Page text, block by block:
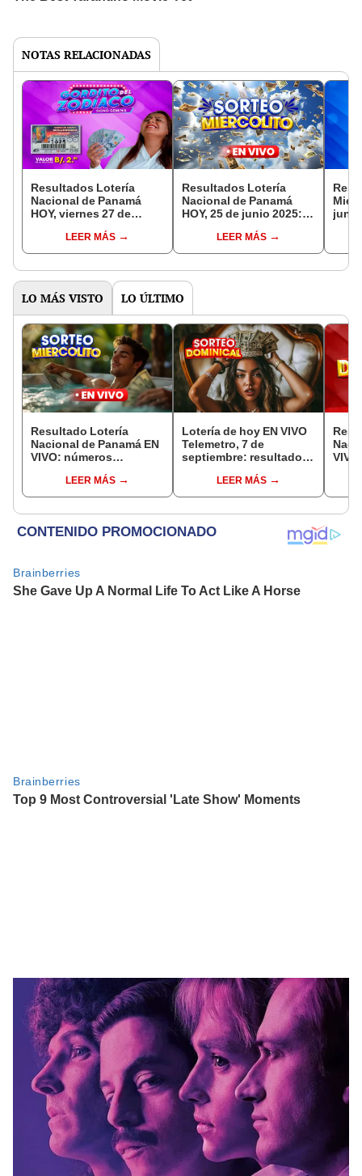
NOTAS RELACIONADAS
Resultados Lotería
Nacional de Panamá
HOY, viernes 27 de
números jugados del
Gordito del Zodiaco,
LEER MÁS
Resultados Lotería
Nacional de Panamá
HOY, 25 de junio 2025:
primer mayor del Sorteo
Miercolito
LEER MÁS
LO MÁS VISTO LO ÚLTIMO
Resultado Lotería
Nacional de Panamá EN
VIVO: números
de hoy, Sorteo
Miercolito, vía Telemetro
LEER MÁS
Lotería de hoy EN VIVO
Telemetro, 7 de
septiembre: resultados
Panamá vía TVN
LEER MÁS